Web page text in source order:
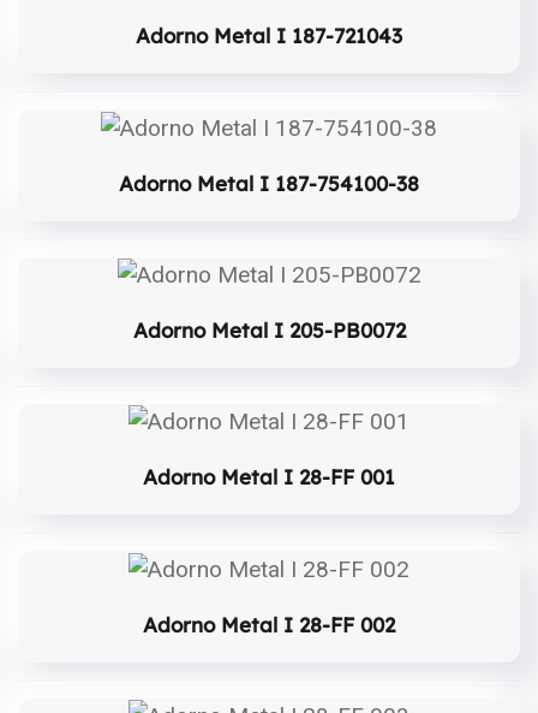
Adorno Metal I 187-721043
Adorno Metal I 187-754100-38
Adorno Metal I 205-PB0072
Adorno Metal I 28-FF 001
Adorno Metal I 28-FF 002